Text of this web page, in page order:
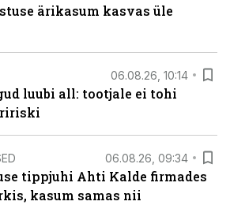
ärikasum kasvas üle
06.08.26, 10:14
luubi all: tootjale ei tohi
06.08.26, 09:34
tippjuhi Ahti Kalde firmades
kasum samas nii